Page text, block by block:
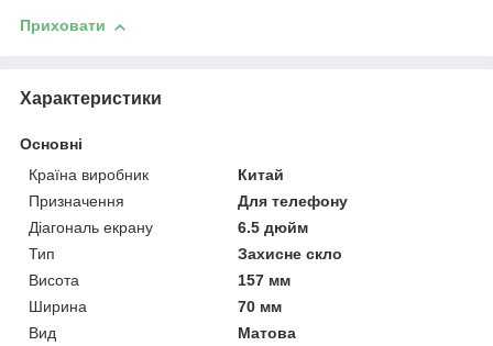
Приховати
Характеристики
Основні
Країна виробник
Китай
Призначення
Для телефону
Діагональ екрану
6.5 дюйм
Тип
Захисне скло
Висота
157 мм
Ширина
70 мм
Вид
Матова